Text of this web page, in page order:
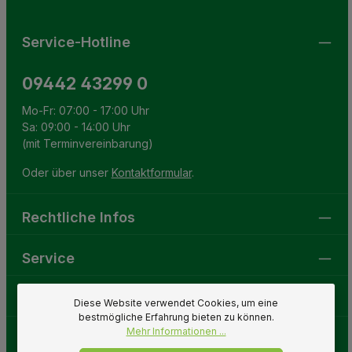
Service-Hotline
09442 43299 0
Mo-Fr: 07:00 - 17:00 Uhr
Sa: 09:00 - 14:00 Uhr
(mit Terminvereinbarung)
Oder über unser Kontaktformular.
Rechtliche Infos
Service
GartenweltDiese Website verwendet Cookies, um eine
bestmögliche Erfahrung bieten zu können.
Mehr Informationen ...